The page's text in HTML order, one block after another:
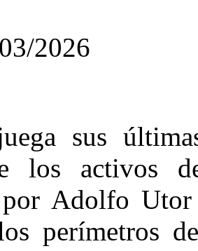
2026
sus
los activos
Adolfo
perímetros